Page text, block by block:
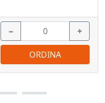
− +
ORDINA